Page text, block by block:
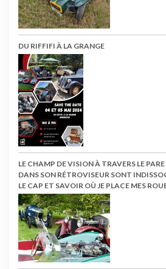
DU RIFFIFI À LA GRANGE
LE CHAMP DE VISION À TRAVERS LE
DANS SON RÉTROVISEUR SONT
LE CAP ET SAVOIR OÙ JE PLACE MES